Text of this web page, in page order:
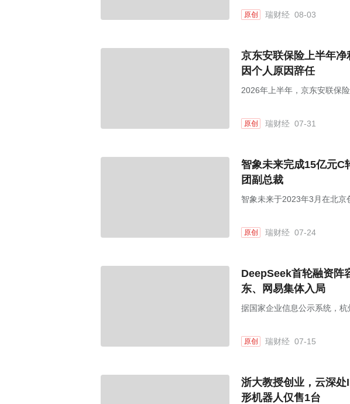
原创 瑞财经 08-03
京东安联保险上半年
因个人原因辞任
2026年上半年，京东安联保
原创 瑞财经 07-31
智象未来完成15亿元C
团副总裁
智象未来于2023年3月在北京
原创 瑞财经 07-24
DeepSeek首轮融资阵
东、网易集体入局
据国家企业信息公示系统，杭
1644.75万元。
原创 瑞财经 07-15
浙大教授创业，云深
形机器人仅售1台